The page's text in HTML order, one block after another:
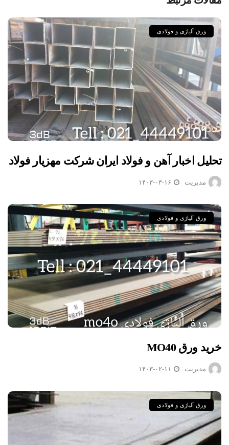
ورق آلیاژی و فولادی
تحلیل اخبار آهن و فولاد ایران شرکت مهزیار فولاد
مدیریت ۱۴۰۳-۰۳-۱۶
ورق آلیاژی و فولادی
خرید ورق MO40
مدیریت ۱۴۰۳-۰۲-۱۱
ورق آلیاژی و فولادی